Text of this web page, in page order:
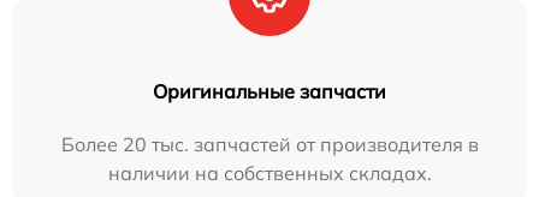
Оригинальные запчасти
Более 20 тыс. запчастей от производителя в
наличии на собственных складах.